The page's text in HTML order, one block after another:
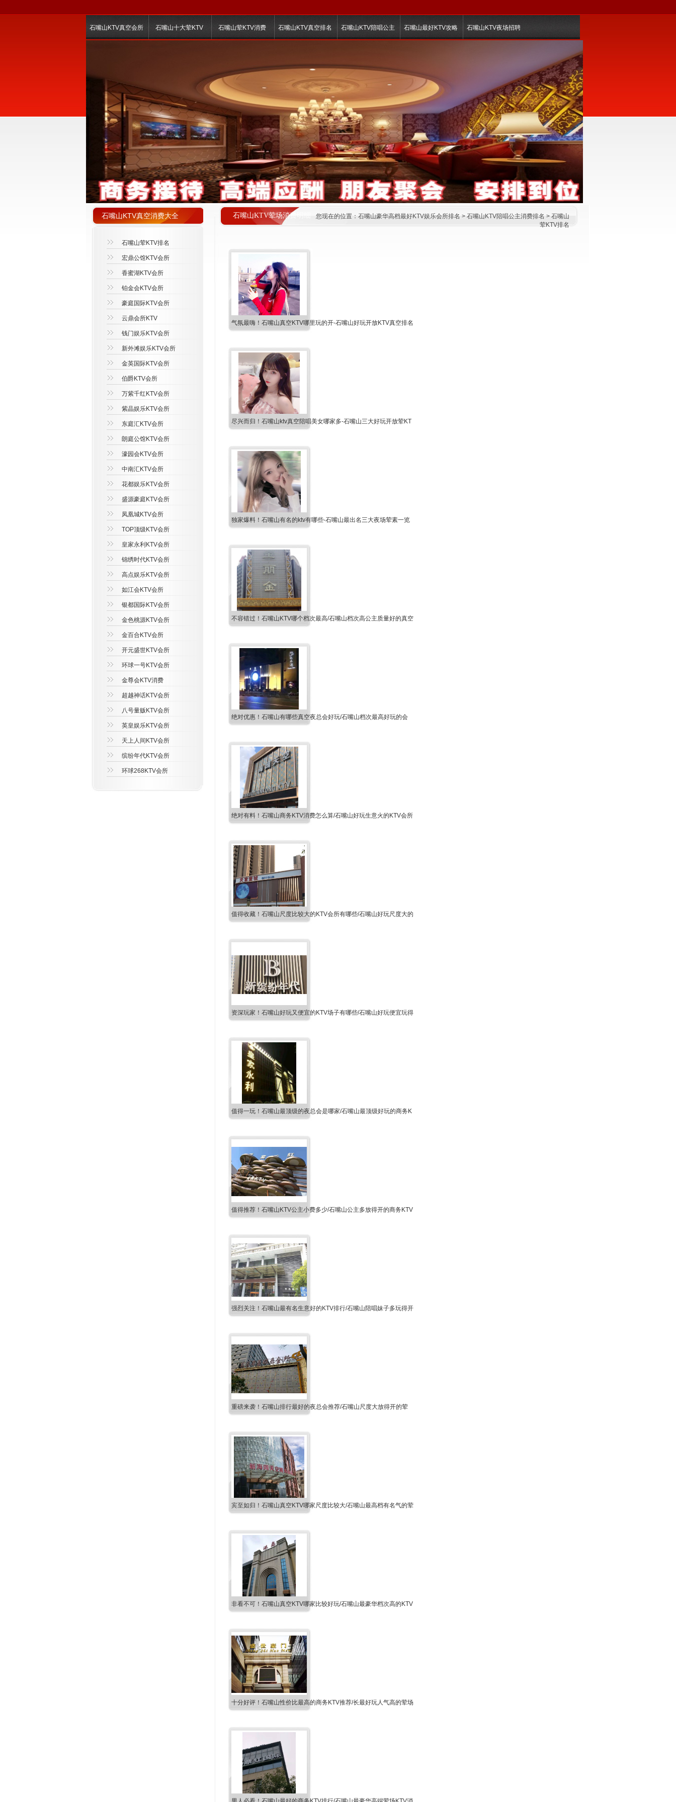
石嘴山KTV真空会所 石嘴山十大荤KTV 石嘴山荤KTV消费 石嘴山KTV真空排名 石嘴山KTV陪唱公主 石嘴山最好KTV攻略 石嘴山KTV夜场招聘
石嘴山KTV荤场消费明细 您现在的位置： 石嘴山豪华高档最好KTV娱乐会所排名 > 石嘴山KTV陪唱公主消费排名 > 石嘴山
荤KTV排名
气氛最嗨！石嘴山真空KTV哪里玩的开-石嘴山好玩开放KTV真空排名
尽兴而归！石嘴山ktv真空陪唱美女哪家多-石嘴山三大好玩开放荤KT
独家爆料！石嘴山有名的ktv有哪些-石嘴山最出名三大夜场荤素一览
不容错过！石嘴山KTV哪个档次最高/石嘴山档次高公主质量好的真空
绝对优惠！石嘴山有哪些真空夜总会好玩/石嘴山档次最高好玩的会
绝对有料！石嘴山商务KTV消费怎么算/石嘴山好玩生意火的KTV会所
值得收藏！石嘴山尺度比较大的KTV会所有哪些/石嘴山好玩尺度大的
资深玩家！石嘴山好玩又便宜的KTV场子有哪些/石嘴山好玩便宜玩得
值得一玩！石嘴山最顶级的夜总会是哪家/石嘴山最顶级好玩的商务K
值得推荐！石嘴山KTV公主小费多少/石嘴山公主多放得开的商务KTV
强烈关注！石嘴山最有名生意好的KTV排行/石嘴山陪唱妹子多玩得开
重磅来袭！石嘴山排行最好的夜总会推荐/石嘴山尺度大放得开的荤
宾至如归！石嘴山真空KTV哪家尺度比较大/石嘴山最高档有名气的荤
非看不可！石嘴山真空KTV哪家比较好玩/石嘴山最豪华档次高的KTV
十分好评！石嘴山性价比最高的商务KTV推荐/长最好玩人气高的荤场
石嘴山KTV真空消费大全
石嘴山荤KTV排名
宏鼎公馆KTV会所
香蜜湖KTV会所
铂金会KTV会所
豪庭国际KTV会所
云鼎会所KTV
钱门娱乐KTV会所
新外滩娱乐KTV会所
金英国际KTV会所
伯爵KTV会所
万紫千红KTV会所
紫晶娱乐KTV会所
东庭汇KTV会所
朗庭公馆KTV会所
濠园会KTV会所
中南汇KTV会所
花都娱乐KTV会所
盛源豪庭KTV会所
凤凰城KTV会所
TOP顶级KTV会所
皇家永利KTV会所
锦绣时代KTV会所
高点娱乐KTV会所
如江会KTV会所
银都国际KTV会所
金色桃源KTV会所
金百合KTV会所
开元盛世KTV会所
环球一号KTV会所
金尊会KTV消费
超越神话KTV会所
八号量贩KTV会所
英皇娱乐KTV会所
天上人间KTV会所
缤纷年代KTV会所
环球268KTV会所